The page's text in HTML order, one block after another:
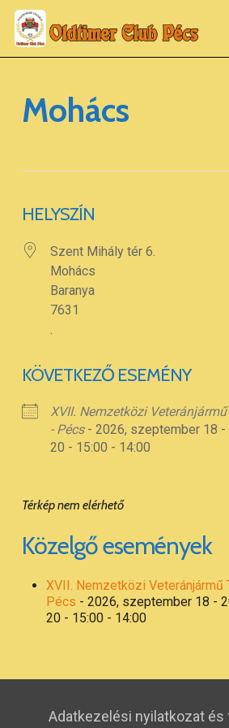
Ugrás
Mohács
HELYSZÍN
Szent Mihály tér 6.
Mohács
Baranya
7631
.
KÖVETKEZŐ ESEMÉNY
XVII. Nemzetközi
- Pécs- 2026, szeptember 18
20 - 15:00 - 14:00
Térkép nem elérhető
Közelgő események
XVII. Nemzetközi Veteránjármű
Pécs - 2026, szeptember 18 -
20 - 15:00 - 14:00
Adatkezelési nyilatkozat és